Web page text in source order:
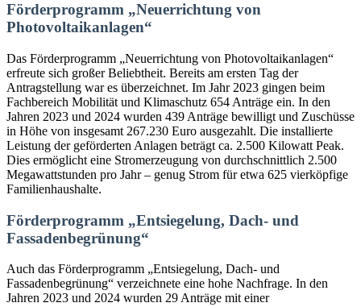
Förderprogramm „Neuerrichtung von
Photovoltaikanlagen“
Das Förderprogramm „Neuerrichtung von Photovoltaikanlagen“
erfreute sich großer Beliebtheit. Bereits am ersten Tag der
Antragstellung war es überzeichnet. Im Jahr 2023 gingen beim
Fachbereich Mobilität und Klimaschutz 654 Anträge ein. In den
Jahren 2023 und 2024 wurden 439 Anträge bewilligt und Zuschüsse
in Höhe von insgesamt 267.230 Euro ausgezahlt. Die installierte
Leistung der geförderten Anlagen beträgt ca. 2.500 Kilowatt Peak.
Dies ermöglicht eine Stromerzeugung von durchschnittlich 2.500
Megawattstunden pro Jahr – genug Strom für etwa 625 vierköpfige
Familienhaushalte.
Förderprogramm „Entsiegelung, Dach- und
Fassadenbegrünung“
Auch das Förderprogramm „Entsiegelung, Dach- und
Fassadenbegrünung“ verzeichnete eine hohe Nachfrage. In den
Jahren 2023 und 2024 wurden 29 Anträge mit einer